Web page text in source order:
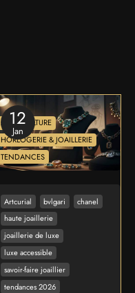
12
Jan
ART & CULTURE
HORLOGERIE & JOAILLERIE
TENDANCES
Artcurial bvlgari
chanel
haute joaillerie
joaillerie de luxe
luxe accessible
savoir-faire joaillier
tendances 2026